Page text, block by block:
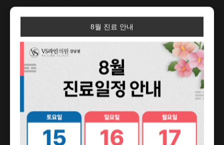
철저한 고객중심 실력만큼 우수한 장비
최신 장비 보유
진심을 다하는 정직한 진료
정량 정품 정직
오랜경험과 최신지식
최선의 진료제공
8월 진료 안내